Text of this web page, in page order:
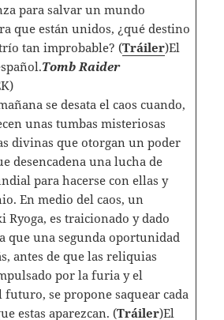
para salvar un mundo
que están unidos, ¿qué destino
tan improbable? (Tráiler)El
Tomb Raider
se desata el caos cuando,
unas tumbas misteriosas
divinas que otorgan un poder
desencadena una lucha de
para hacerse con ellas y
En medio del caos, un
Ryoga, es traicionado y dado
que una segunda oportunidad
antes de que las reliquias
por la furia y el
se propone saquear cada
estas aparezcan. (Tráiler)El